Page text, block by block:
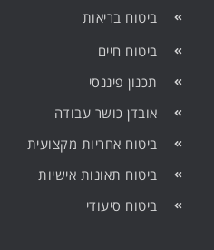
ביטוח בריאות
ביטוח חיים
תכנון פיננסי
אובדן כושר עבודה
ביטוח אחריות מקצועית
ביטוח תאונות אישיות
ביטוח סיעודי